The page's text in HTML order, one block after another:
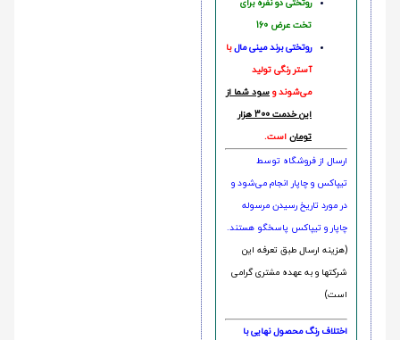
روتختی دو نفره برای
تخت عرض 160
روتختی‌ برند مینی مالبا
آستر رنگی تولید
می‌شوند و سود شما از
این خدمت 300 هزار
تومان است.
ارسال از فروشگاه توسط
تیپاکس و چاپار انجام می‌شود و
در مورد تاریخ رسیدن مرسوله
چاپار و تیپاکس پاسخگو هستند.
(هزینه ارسال طبق تعرفه این
شرکتها و به عهده مشتری گرامی
است)
اختلاف رنگ محصول نهایی با